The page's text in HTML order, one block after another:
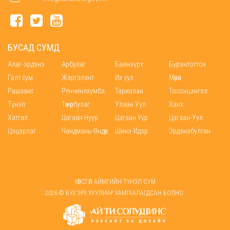
БУСАД СУМД
Алаг-эрдэнэ Арбулаг Баянзүрх
Бүрэнтогтох
Галт сум
Жаргалант Их уул
Мөрөн
Рашаант
Ренчинлхүмбэ Тариалан
Тосонцэнгэл
Түнэл
Төмөрбулаг Улаан Уул
Ханх
Хатгал
Цагаан Нуур Цагаан Үүр
Цагаан-Уул
Цэцэрлэг
Чандмань-Өндөр Шинэ-Идэр Эрдэнэбулган
ХӨВСГӨЛ АЙМГИЙН ТҮНЭЛ СУМ
2026 © БҮХ ЭРХ ХУУЛИАР ХАМГААЛАГДСАН БОЛНО.